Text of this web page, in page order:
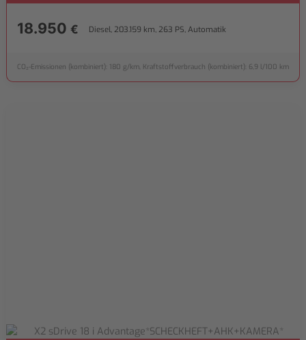
18.950 € Diesel, 203.159 km, 263 PS, Automatik
CO₂-Emissionen (kombiniert): 180 g/km, Kraftstoffverbrauch (kombiniert): 6,9 l/100 km